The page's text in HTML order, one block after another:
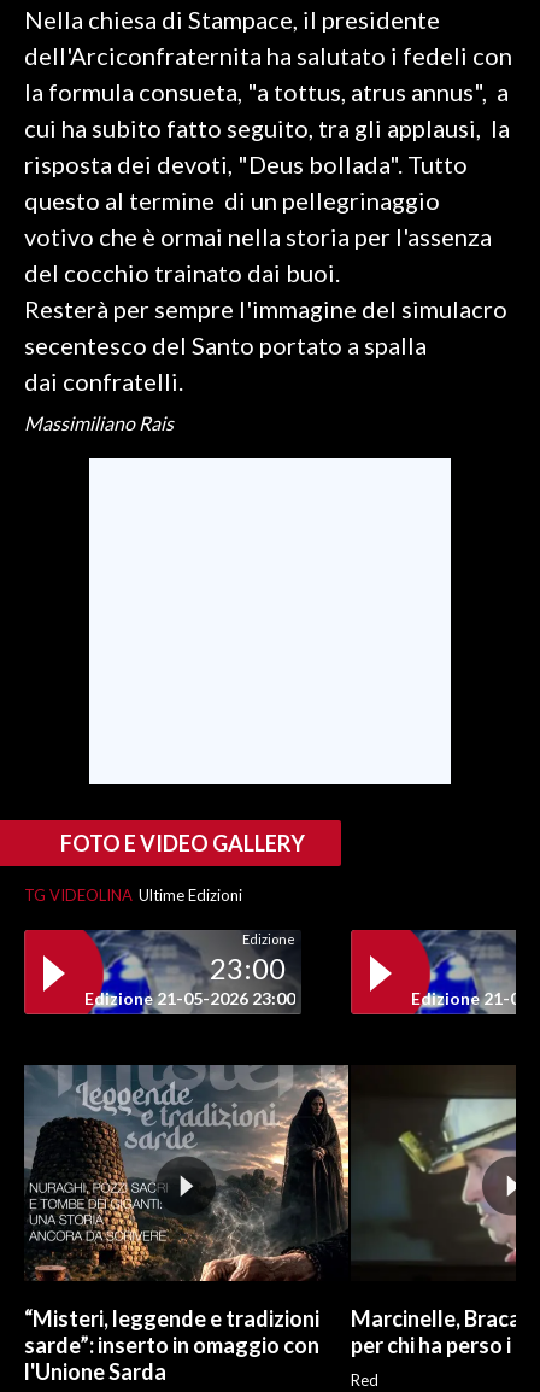
EVENTI
#CARAUNIONE
3 MINUTI CON
INFO AZIENDE
ABBONATI
ANNUNCI
NECROLOGI
PUBBLICITÀ
SPIAGGE
Nella chiesa di Stampace, il presidente
dell'Arciconfraternita ha salutato i fedeli con
la formula consueta, "a tottus, atrus annus", a
cui ha subito fatto seguito, tra gli applausi, la
risposta dei devoti, "Deus bollada". Tutto
questo al termine di un pellegrinaggio
votivo che è ormai nella storia per l'assenza
del cocchio trainato dai buoi.
Resterà per sempre l'immagine del simulacro
secentesco del Santo portato a spalla
dai confratelli.
Massimiliano Rais
FOTO E VIDEO GALLERY
TG VIDEOLINA Ultime Edizioni
Edizione
23:00
Edizione 21-05-2026 23:00 Edizione 21-05-
“Misteri, leggende e tradizioni
sarde”: inserto in omaggio con
l'Unione Sarda
Marcinelle, Braca:
per chi ha perso i
Red